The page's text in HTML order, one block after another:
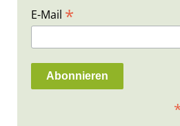
E-Mail *